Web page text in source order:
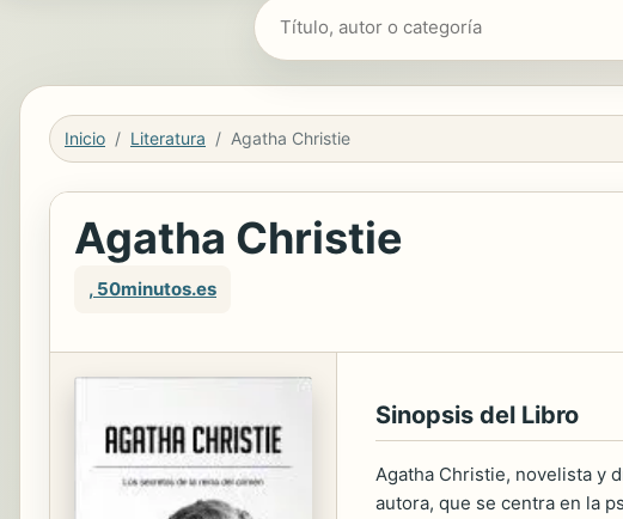
Buscar libros
Inicio Literatura Agatha Christie
Agatha Christie
, 50minutos.es
Sinopsis del Libro
Agatha Christie, novelista y
autora, que se centra en la